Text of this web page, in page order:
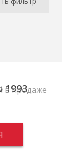
1993
в продаже